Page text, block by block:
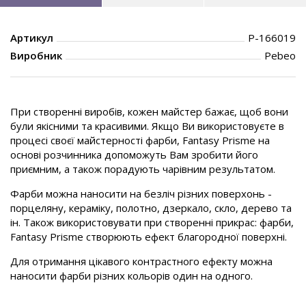
Артикул
P-166019
Виробник
Pebeo
При створенні виробів, кожен майстер бажає, щоб вони
були якісними та красивими. Якщо Ви використовуєте в
процесі своєї майстерності фарби, Fantasy Prisme на
основі розчинника допоможуть Вам зробити його
приємним, а також порадують чарівним результатом.
Фарби можна наносити на безліч різних поверхонь -
порцеляну, кераміку, полотно, дзеркало, скло, дерево та
ін. Також використовувати при створенні прикрас: фарби,
Fantasy Prisme створюють ефект благородної поверхні.
Для отримання цікавого контрастного ефекту можна
наносити фарби різних кольорів один на одного.